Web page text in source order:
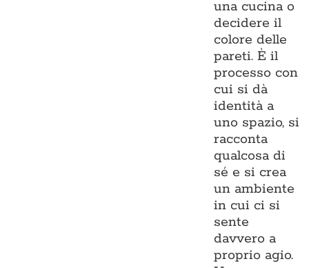
una cucina o
decidere il
colore delle
pareti. È il
processo con
cui si dà
identità a
uno spazio, si
racconta
qualcosa di
sé e si crea
un ambiente
in cui ci si
sente
davvero a
proprio agio.